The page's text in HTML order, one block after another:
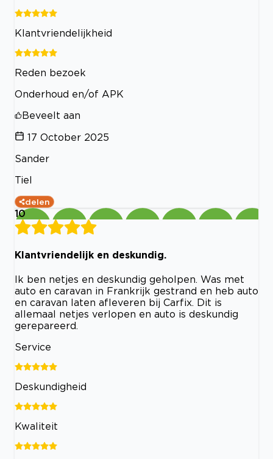
Klantvriendelijkheid
Reden bezoek
Onderhoud en/of APK
Beveelt aan
17 October 2025
Sander
Tiel
delen
10
Klantvriendelijk en deskundig.
Ik ben netjes en deskundig geholpen. Was met
auto en caravan in Frankrijk gestrand en heb auto
en caravan laten afleveren bij Carfix. Dit is
allemaal netjes verlopen en auto is deskundig
gerepareerd.
Service
Deskundigheid
Kwaliteit